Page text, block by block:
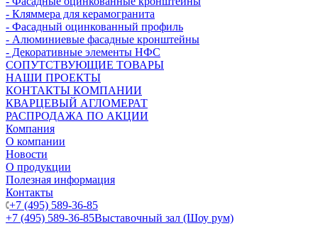
- Кляммера для керамогранита
- Фасадный оцинкованный профиль
- Алюминиевые фасадные кронштейны
- Декоративные элементы НФС
СОПУТСТВУЮЩИЕ ТОВАРЫ
НАШИ ПРОЕКТЫ
КОНТАКТЫ КОМПАНИИ
КВАРЦЕВЫЙ АГЛОМЕРАТ
РАСПРОДАЖА ПО АКЦИИ
Компания
О компании
Новости
О продукции
Полезная информация
Контакты
+7 (495) 589-36-85
+7 (495) 589-36-85Выставочный зал (Шоу рум)